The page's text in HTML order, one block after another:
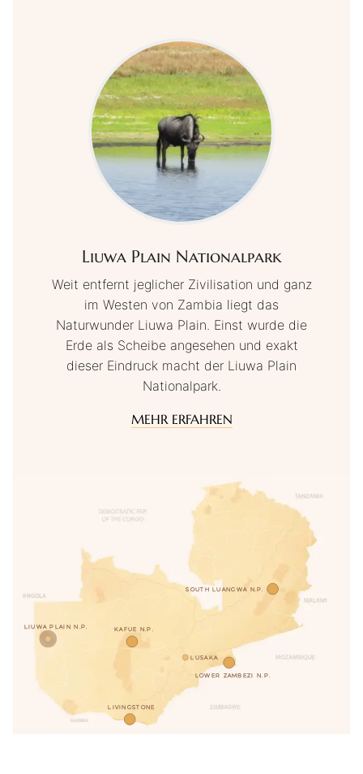
Liuwa Plain Nationalpark
Weit entfernt jeglicher Zivilisation und ganz
im Westen von Zambia liegt das
Naturwunder Liuwa Plain. Einst wurde die
Erde als Scheibe angesehen und exakt
dieser Eindruck macht der Liuwa Plain
Nationalpark.
MEHR ERFAHREN
LUSAKA
SOUTH LUANGWA N.P.
LOWER ZAMBEZI N.P.
KAFUE N.P.
LIUWA PLAIN N.P.
LIVINGSTONE